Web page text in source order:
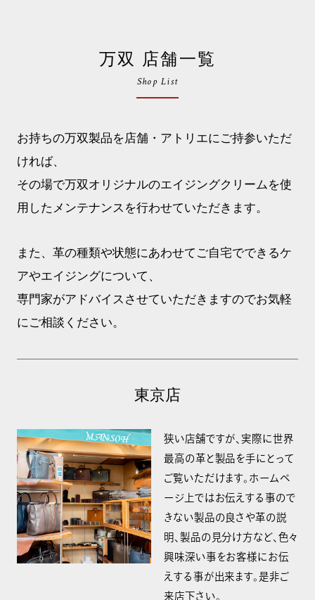
万双 店舗一覧
Shop List
お持ちの万双製品を店舗・アトリエにご持参いただ
ければ、
その場で万双オリジナルのエイジングクリームを使
用したメンテナンスを行わせていただきます。
また、革の種類や状態にあわせてご自宅でできるケ
アやエイジングについて、
専門家がアドバイスさせていただきますのでお気軽
にご相談ください。
東京店
狭い店舗ですが、実際に世界
最高の革と製品を手にとって
ご覧いただけます。ホームペ
ージ上ではお伝えする事ので
きない製品の良さや革の説
明、製品の見分け方など、色々
興味深い事をお客様にお伝
えする事が出来ます。是非ご
来店下さい。